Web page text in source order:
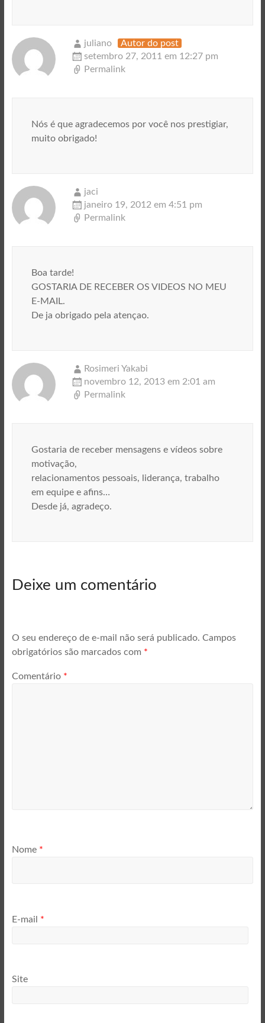
juliano
Autor do post
setembro 27, 2011 em 12:27 pm
Permalink
Nós é que agradecemos por você nos prestigiar,
muito obrigado!
jaci
janeiro 19, 2012 em 4:51 pm
Permalink
Boa tarde!
GOSTARIA DE RECEBER OS VIDEOS NO MEU
E-MAIL.
De ja obrigado pela atençao.
Rosimeri Yakabi
novembro 12, 2013 em 2:01 am
Permalink
Gostaria de receber mensagens e vídeos sobre
motivação,
relacionamentos pessoais, liderança, trabalho
em equipe e afins…
Desde já, agradeço.
Deixe um comentário
O seu endereço de e-mail não será publicado. Campos
obrigatórios são marcados com *
Comentário *
Nome *
E-mail *
Site